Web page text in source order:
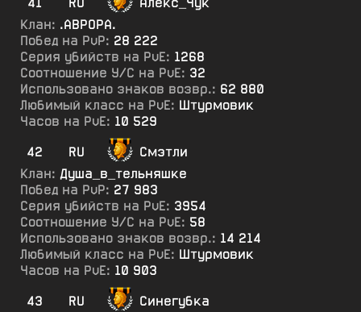
Клан: .АВРОРА.
Побед на PvP: 28 222
Серия убийств на PvE: 1268
Соотношение У/С на PvE: 32
Использовано знаков возвр.: 62 880
Любимый класс на PvE: Штурмовик
Часов на PvE: 10 529
42
RU
Смэтли
Клан: Душа_в_тельняшке
Побед на PvP: 27 983
Серия убийств на PvE: 3954
Соотношение У/С на PvE: 58
Использовано знаков возвр.: 14 214
Любимый класс на PvE: Штурмовик
Часов на PvE: 10 903
43
RU
Синегубка